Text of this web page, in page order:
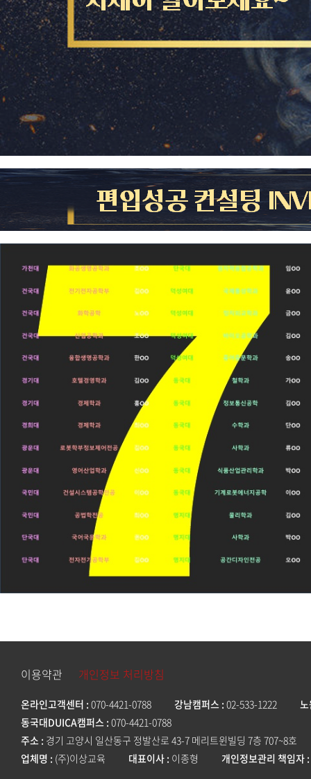
이용약관 개인정보 처리방침
온라인고객센터 070-4421-0788 강남캠퍼스 02-533-1222
동국대DUICA캠퍼스 070-4421-0788
주소 경기 고양시 일산동구 정발산로 43-7 메리트윈빌딩 7층 707~8호
업체명 (주)이상교육 대표이사 이종형 개인정보관리 책임자